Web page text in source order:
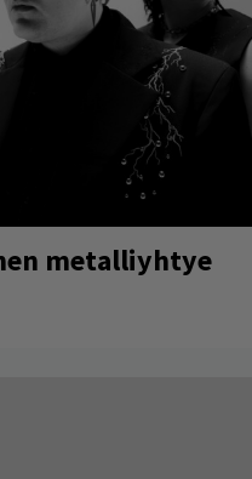
metalliyhtye